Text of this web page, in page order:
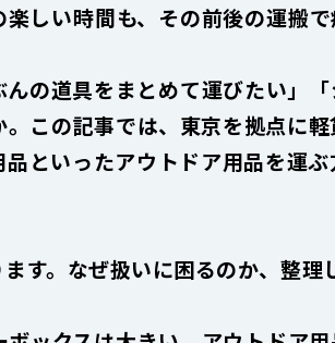
しい時間も、その前後の運搬
の道具をまとめて運びたい」
。この記事では、東京を拠点に
品といったアウトドア用品を運
す。なぜ扱いに困るのか、整理